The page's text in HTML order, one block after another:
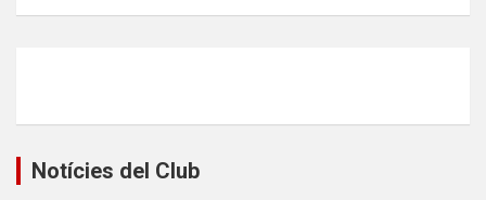
Notícies del Club